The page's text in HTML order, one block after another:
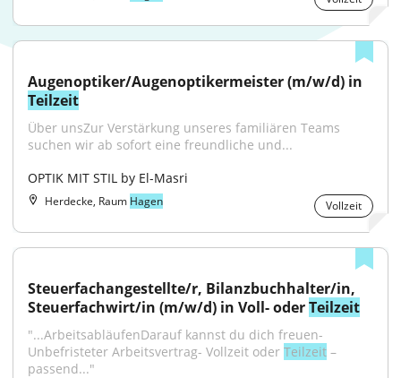
Teilzeit
Über unsZur Verstärkung unseres familiären Teams
suchen wir ab sofort eine freundliche und...
OPTIK MIT STIL by El-Masri
Herdecke, Raum Hagen Vollzeit
Steuerfachangestellte/r, Bilanzbuchhalter/in,
Steuerfachwirt/in (m/w/d) in Voll- oder Teilzeit
"...ArbeitsabläufenDarauf kannst du dich freuen-
Unbefristeter Arbeitsvertrag- Vollzeit oder Teilzeit –
passend..."